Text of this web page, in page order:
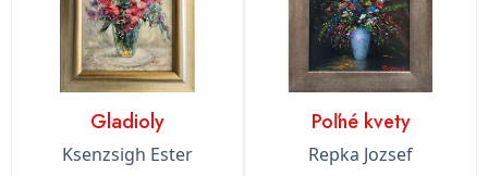
Gladioly
Ksenzsigh Ester
Poľné kvety
Repka Jozsef